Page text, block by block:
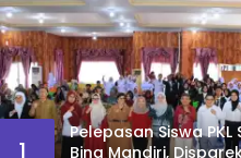
1
Pelepasan Siswa PKL
Bina Mandiri,